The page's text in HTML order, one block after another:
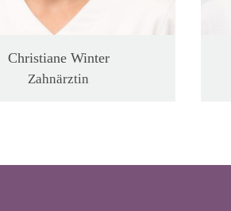
Christiane Winter
Zahnärztin